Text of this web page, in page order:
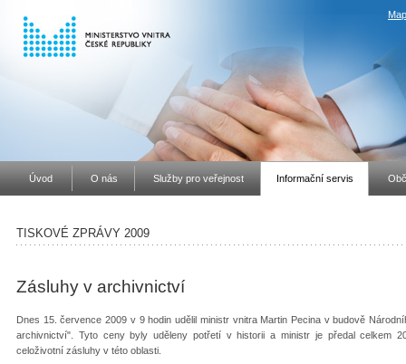
Úvod O nás Služby pro veřejnost Informační servis
TISKOVÉ ZPRÁVY 2009
Zásluhy v archivnictví
Dnes 15. července 2009 v 9 hodin udělil ministr vnitra Martin Pecina v budově
archivnictví". Tyto ceny byly uděleny potřetí v historii a ministr je předal celkem
celoživotní zásluhy v této oblasti.